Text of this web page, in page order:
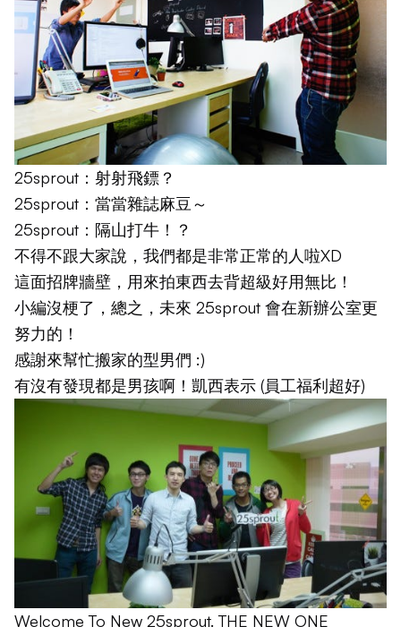
25sprout：射射飛鏢？
25sprout：當當雜誌麻豆～
25sprout：隔山打牛！？
不得不跟大家說，我們都是非常正常的人啦XD
這面招牌牆壁，用來拍東西去背超級好用無比！
小編沒梗了，總之，未來 25sprout 會在新辦公室更
努力的！
感謝來幫忙搬家的型男們 :)
有沒有發現都是男孩啊！ 凱西表示 (員工福利超好)
Welcome To New 25sprout. THE NEW ONE